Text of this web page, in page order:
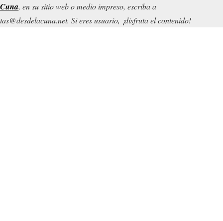
, en su sitio web o medio impreso, escriba a
Si eres usuario, ¡disfruta el contenido!